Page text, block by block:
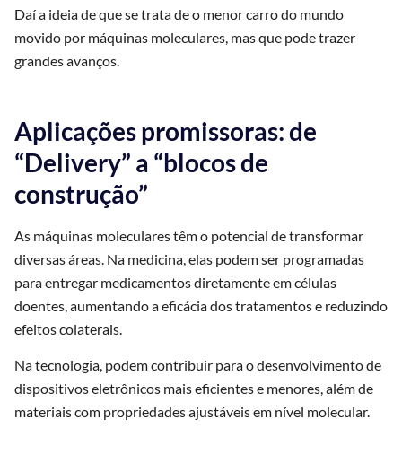
Daí a ideia de que se trata de o menor carro do mundo
movido por máquinas moleculares, mas que pode trazer
grandes avanços.
Aplicações promissoras: de
“Delivery” a “blocos de
construção”
As máquinas moleculares têm o potencial de transformar
diversas áreas. Na medicina, elas podem ser programadas
para entregar medicamentos diretamente em células
doentes, aumentando a eficácia dos tratamentos e reduzindo
efeitos colaterais.
Na tecnologia, podem contribuir para o desenvolvimento de
dispositivos eletrônicos mais eficientes e menores, além de
materiais com propriedades ajustáveis em nível molecular.